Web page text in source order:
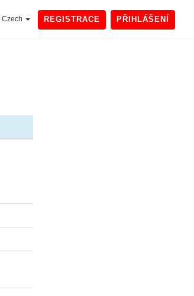
Czech REGISTRACE PŘIHLÁŠENÍ